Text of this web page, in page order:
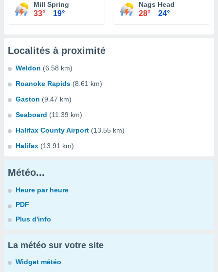
Mill Spring
33° 19°
Nags Head
28° 24°
Localités à proximité
Weldon (6.58 km)
Roanoke Rapids (8.61 km)
Gaston (9.47 km)
Seaboard (11.39 km)
Halifax County Airport (13.55 km)
Halifax (13.91 km)
Météo...
Heure par heure
PDF
Plus d'info
La météo sur votre site
Widget météo